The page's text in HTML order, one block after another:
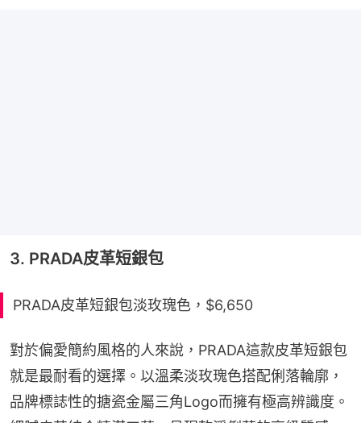
3. PRADA皮革短銀包
PRADA皮革短銀包淡玫瑰色，$6,650
對於偏愛簡約風格的人來說，PRADA這款皮革短銀包
就是最耐看的選擇。以溫柔淡玫瑰色搭配俐落輪廓，
品牌標誌性的搪瓷金屬三角Logo而擁有極高辨識度。